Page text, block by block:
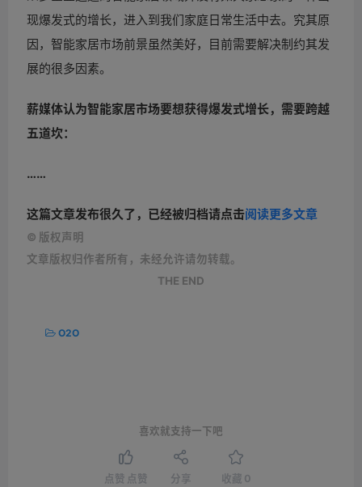
现爆发式的增长，进入到我们家庭日常生活中去。究其原
因，智能家居市场前景虽然美好，目前需要解决制约其发
展的很多因素。
薪媒体认为智能家居市场要想获得爆发式增长，需要跨越
五道坎：
……
这篇文章发布很久了，已经被归档请点击阅读更多文章
© 版权声明
文章版权归作者所有，未经允许请勿转载。
THE END
O2O
喜欢就支持一下吧
点赞 点赞 分享 收藏 0